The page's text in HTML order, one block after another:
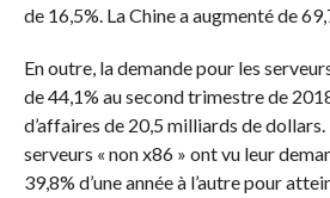
de 16,5%. La Chine a augmenté de
En outre, la demande pour les
de 44,1% au second trimestre de
d’affaires de 20,5 milliards de dollars.
serveurs « non x86 » ont vu leur
39,8% d’une année à l’autre pour